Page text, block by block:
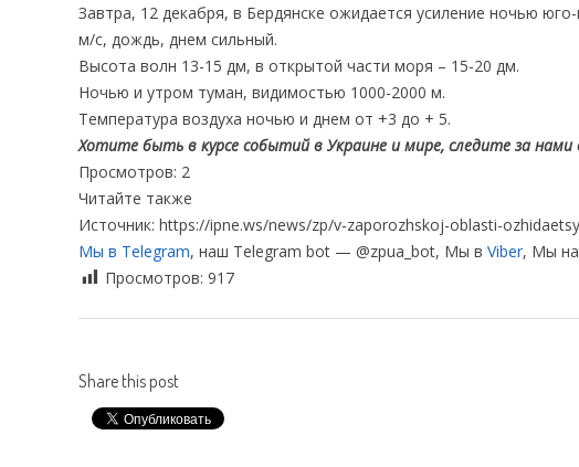
Завтра, 12 декабря, в Бердянске ожидается усиление ночью
м/с, дождь, днем сильный.
Высота волн 13-15 дм, в открытой части моря – 15-20 дм.
Ночью и утром туман, видимостью 1000-2000 м.
Температура воздуха ночью и днем от +3 до + 5.
Хотите быть в курсе событий в Украине и мире, следите за нами
Просмотров: 2
Читайте также
Источник: https://ipne.ws/news/zp/v-zaporozhskoj-oblasti-
Мы в Telegram, наш Telegram bot — @zpua_bot, Мы в Viber, Мы на
Просмотров: 917
Share this post